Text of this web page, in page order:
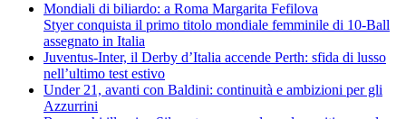
Mondiali di biliardo: a Roma Margarita Fefilova
Styer conquista il primo titolo mondiale femminile di 10-Ball
assegnato in Italia
Juventus-Inter, il Derby d’Italia accende Perth: sfida di lusso
nell’ultimo test estivo
Under 21, avanti con Baldini: continuità e ambizioni per gli
Azzurrini